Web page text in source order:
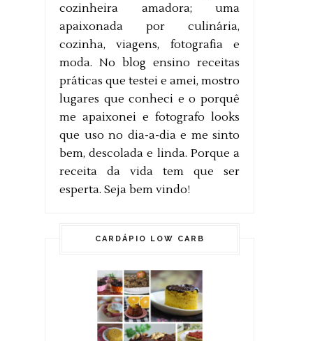
cozinheira amadora; uma
apaixonada por culinária,
cozinha, viagens, fotografia e
moda. No blog ensino receitas
práticas que testei e amei, mostro
lugares que conheci e o porquê
me apaixonei e fotografo looks
que uso no dia-a-dia e me sinto
bem, descolada e linda. Porque a
receita da vida tem que ser
esperta. Seja bem vindo!
CARDÁPIO LOW CARB